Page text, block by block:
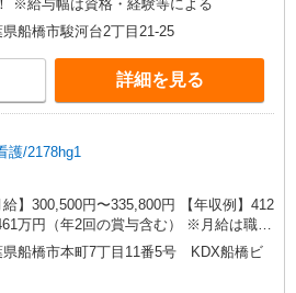
※給与幅は資格・経験等による
県船橋市駿河台2丁目21-25
詳細を見る
/2178hg1
】300,500円〜335,800円 【年収例】412
円（年2回の賞与含む） ※月給は職務
きがい向上手当等、毎月平均的に支払わ
す。 ◎オンコール手当別途支
円〜2,000円/日 ◎月給は経験により異な
県船橋市本町7丁目11番5号 KDX船橋ビ